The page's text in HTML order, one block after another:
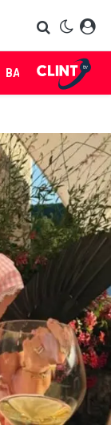
BABES LIFE